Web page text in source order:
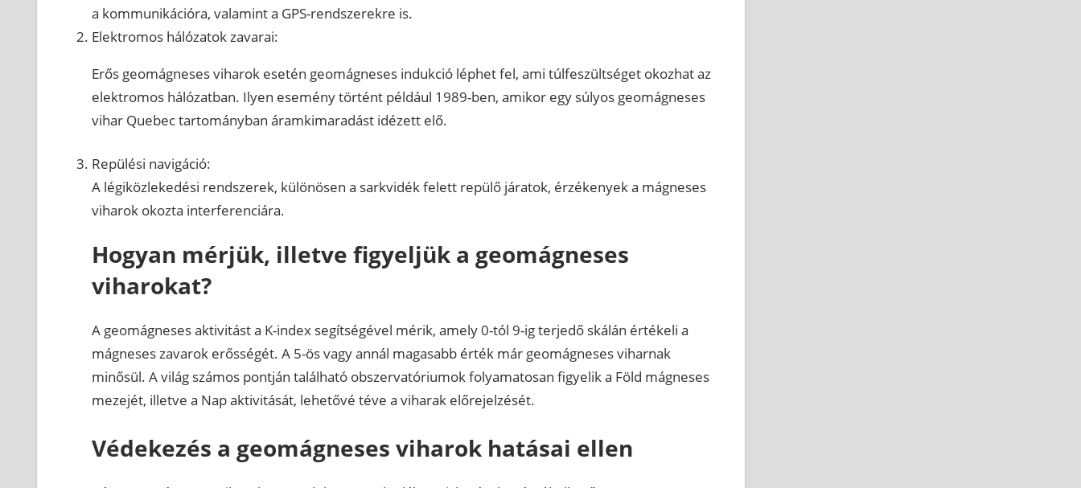
a kommunikációra, valamint a GPS-rendszerekre is.
Elektromos hálózatok zavarai:
Erős geomágneses viharok esetén geomágneses indukció léphet fel, ami túlfeszültséget okozhat az
elektromos hálózatban. Ilyen esemény történt például 1989-ben, amikor egy súlyos geomágneses
vihar Quebec tartományban áramkimaradást idézett elő.
Repülési navigáció:
A légiközlekedési rendszerek, különösen a sarkvidék felett repülő járatok, érzékenyek a mágneses
viharok okozta interferenciára.
Hogyan mérjük, illetve figyeljük a geomágneses
viharokat?
A geomágneses aktivitást a K-index segítségével mérik, amely 0-tól 9-ig terjedő skálán értékeli a
mágneses zavarok erősségét. A 5-ös vagy annál magasabb érték már geomágneses viharnak
minősül. A világ számos pontján található obszervatóriumok folyamatosan figyelik a Föld mágneses
mezejét, illetve a Nap aktivitását, lehetővé téve a viharak előrejelzését.
Védekezés a geomágneses viharok hatásai ellen